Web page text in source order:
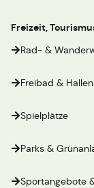
Freizeit,
Rad- &
Freibad &
Spielplätze
Parks &
Sportangebote